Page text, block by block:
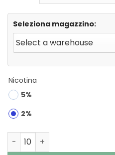
Seleziona magazzino:
Nicotina
5%
2%
Fizzy Prime Max 80K Puffs